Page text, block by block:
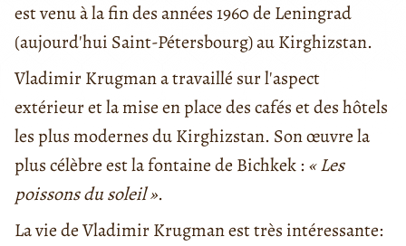
est venu à la fin des années 1960 de Leningrad
(aujourd'hui Saint-Pétersbourg) au Kirghizstan.
Vladimir Krugman a travaillé sur l'aspect
extérieur et la mise en place des cafés et des hôtels
les plus modernes du Kirghizstan. Son œuvre la
plus célèbre est la fontaine de Bichkek : « Les
poissons du soleil ».
La vie de Vladimir Krugman est très intéressante: